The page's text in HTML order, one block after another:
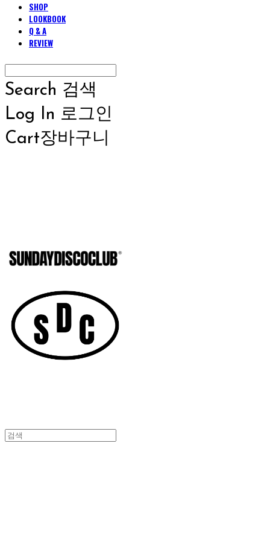
SHOP
LOOKBOOK
Q & A
REVIEW
Search 검색
Log In 로그인
Cart장바구니